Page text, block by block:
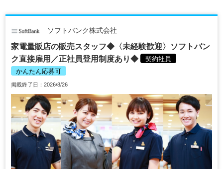
ソフトバンク株式会社
家電量販店の販売スタッフ◆〈未経験歓迎〉ソフトバン
ク直接雇用／正社員登用制度あり◆
契約社員
かんたん応募可
掲載終了日：2026/8/26